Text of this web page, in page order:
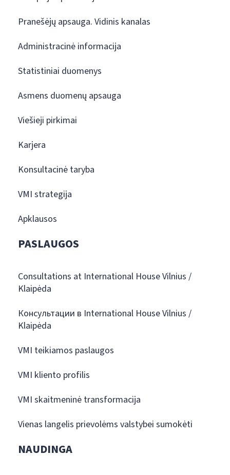
Pranešėjų apsauga. Vidinis kanalas
Administracinė informacija
Statistiniai duomenys
Asmens duomenų apsauga
Viešieji pirkimai
Karjera
Konsultacinė taryba
VMI strategija
Apklausos
PASLAUGOS
Consultations at International House Vilnius /
Klaipėda
Консультации в International House Vilnius /
Klaipėda
VMI teikiamos paslaugos
VMI kliento profilis
VMI skaitmeninė transformacija
Vienas langelis prievolėms valstybei sumokėti
NAUDINGA